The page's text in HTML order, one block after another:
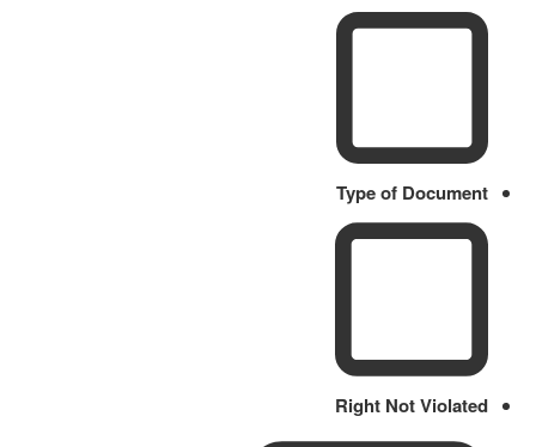
Type of Document
Right Not Violated